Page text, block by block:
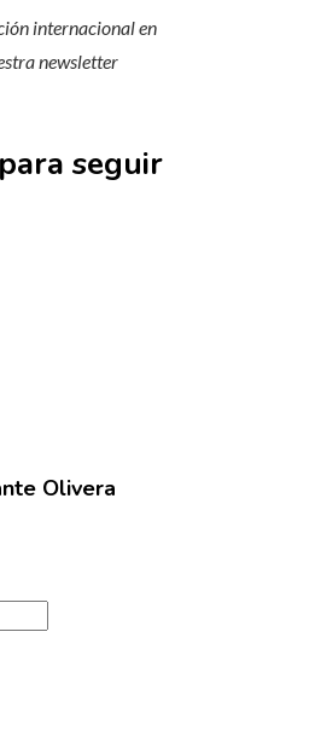
internacional en
newsletter
seguir
Olivera